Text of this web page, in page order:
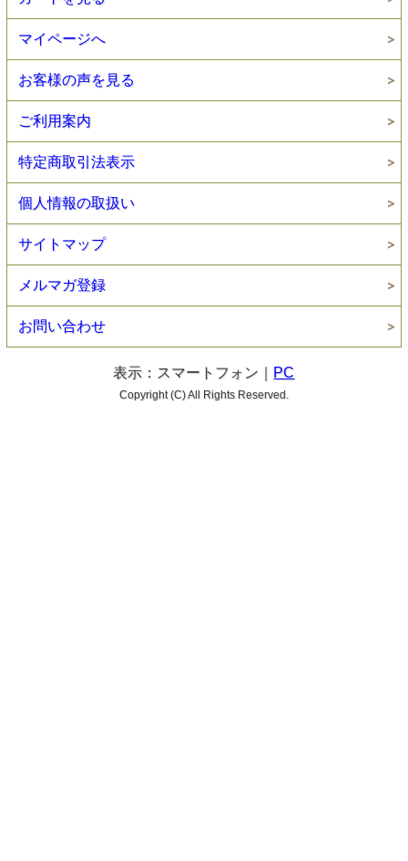
マイページへ
お客様の声を見る
ご利用案内
特定商取引法表示
個人情報の取扱い
サイトマップ
メルマガ登録
お問い合わせ
表示：スマートフォン｜ PC
Copyright (C) All Rights Reserved.